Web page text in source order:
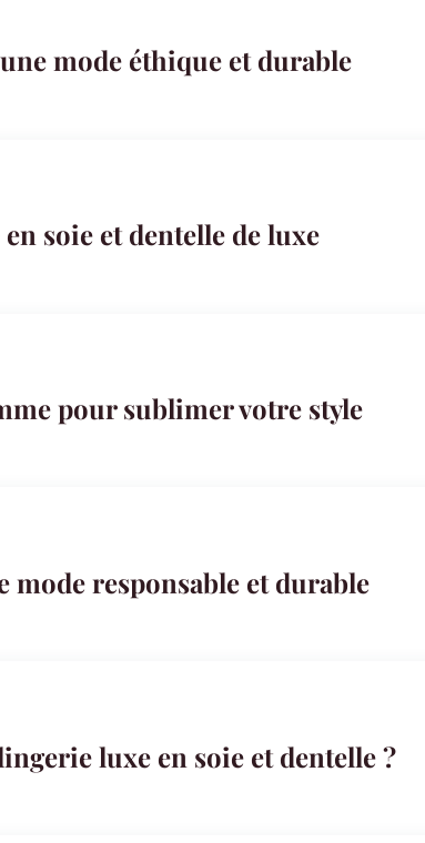
mode éthique et durable
soie et dentelle de luxe
pour sublimer votre style
mode responsable et durable
luxe en soie et dentelle ?